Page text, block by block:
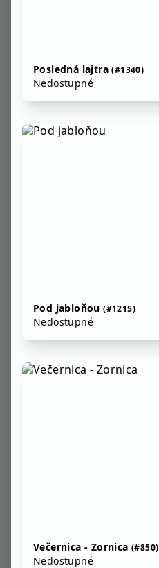
Posledná lajtra(#1340)
Nedostupné
Pod jabloňou(#1215)
Nedostupné
Večernica - Zornica (#850)
Nedostupné